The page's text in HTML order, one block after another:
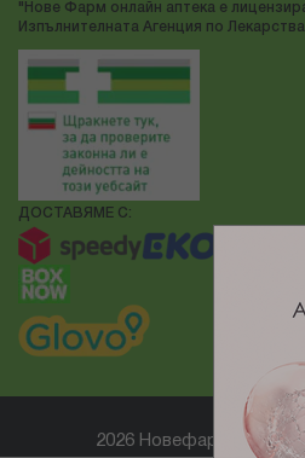
"Нове Фарм онлайн аптека е
Изпълнителната Агенция по
ДОСТАВЯМЕ С:
2026 Новефарм ®